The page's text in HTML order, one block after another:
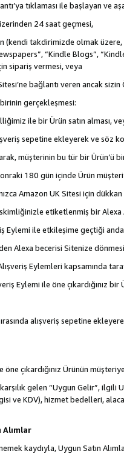
tıklaması ile başlayan ve
24 saat geçmesi,
takdirimizde olmak üzere,
“Kindle Blogs”,
sipariş vermesi, veya
bağlantı veren ancak sizin
gerçekleşmesi:
ile bir Ürün satın alması,
sepetine ekleyerek ve söz
müşterinin bu tür bir Ürün’ü
180 gün içinde Ürün
Amazon UK Sitesi için
etiketlenmiş bir Alexa
Eylemi ile etkileşime geçtiği
Alexa becerisi Sitenize
Eylemleri kapsamında
Eylemi ile öne çıkardığınız bir
alışveriş sepetine
öne çıkardığınız Ürünün
karşılık gelen “Uygun Gelir”,
ve KDV), hizmet bedelleri,
Alımlar
kaydıyla, Uygun Satın